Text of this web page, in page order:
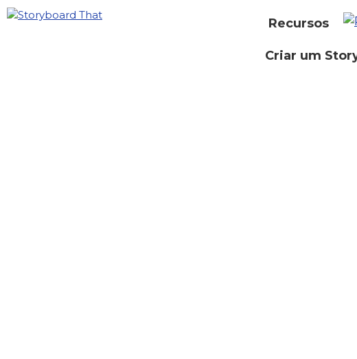
Recursos
Criar um